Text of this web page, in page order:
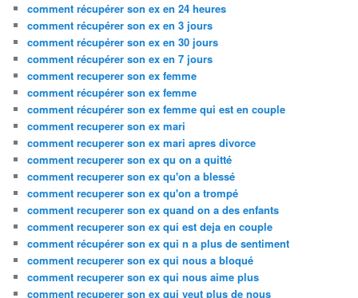
comment récupérer son ex en 24 heures
comment récupérer son ex en 3 jours
comment récupérer son ex en 30 jours
comment récupérer son ex en 7 jours
comment recuperer son ex femme
comment récupérer son ex femme
comment récupérer son ex femme qui est en couple
comment recuperer son ex mari
comment recuperer son ex mari apres divorce
comment recuperer son ex qu on a quitté
comment recuperer son ex qu'on a blessé
comment recuperer son ex qu'on a trompé
comment recuperer son ex quand on a des enfants
comment recuperer son ex qui est deja en couple
comment récupérer son ex qui n a plus de sentiment
comment recuperer son ex qui nous a bloqué
comment recuperer son ex qui nous aime plus
comment recuperer son ex qui veut plus de nous